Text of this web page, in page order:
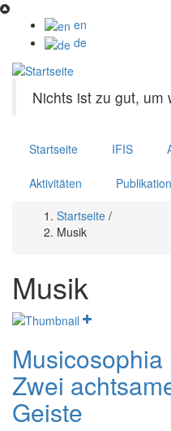
Direkt
en
de
Nichts ist zu gut, um
Startseite IFIS
Aktivitäten
Pfadnavigation
Startseite /
Musik
Musik
Zwei
Geiste